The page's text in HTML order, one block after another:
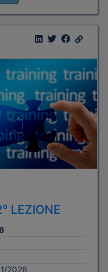
LEZIONE
2026